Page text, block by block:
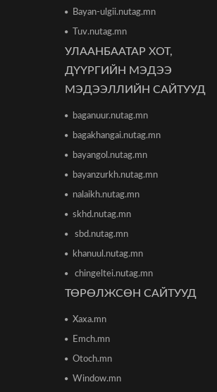
"The MongolZ" баг IEM Cologne Major-2026
тэмцээнийг гуравдугаар шатнаас
2026/06/16 12:43
ТЦА: Согтуугаар автомашин жолоодож долоон
тээврийн хэрэгсэл мөргөсөн этгээдийг
2026/06/16 12:47
Дэлхийн банк 2026 оны дэлхийн эдийн засгийн
өсөлтийн төсөөллөө бууруулжээ
2026/06/12 18:05
Европын Төв банк 2023 оноос хойш анх удаа
2026/06/12 15:05
Богдхан ууланд хортон шавж устгалын бодис
цагаа өнгөрөөхгүй байхыг зөвлөв
Улаанбаатар хотын инженер хангамжийн
Bayan-ulgii.nutag.mn
Tuv.nutag.mn
УЛААНБААТАР ХОТ,
ДҮҮРГИЙН МЭДЭЭ
МЭДЭЭЛЛИЙН САЙТУУД
baganuur.nutag.mn
bagakhangai.nutag.mn
bayangol.nutag.mn
bayanzurkh.nutag.mn
nalaikh.nutag.mn
skhd.nutag.mn
sbd.nutag.mn
khanuul.nutag.mn
chingeltei.nutag.mn
ТӨРӨЛЖСӨН САЙТУУД
Xaxa.mn
Emch.mn
Otoch.mn
Window.mn